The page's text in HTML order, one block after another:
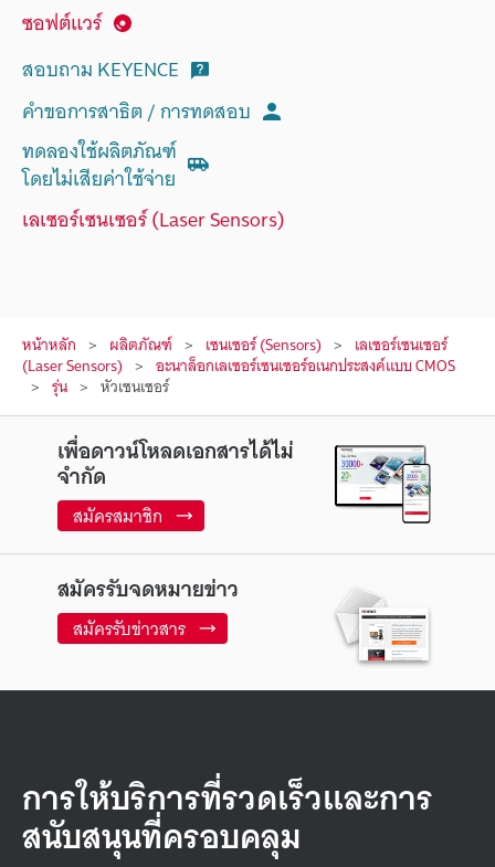
ซอฟต์แวร์
สอบถาม KEYENCE
คำขอการสาธิต / การทดสอบ
ทดลองใช้ผลิตภัณฑ์
โดยไม่เสียค่าใช้จ่าย
เลเซอร์เซนเซอร์ (Laser Sensors)
หน้าหลัก ผลิตภัณฑ์ เซนเซอร์ (Sensors) เลเซอร์เซนเซอร์
(Laser Sensors) อะนาล็อกเลเซอร์เซนเซอร์อเนกประสงค์แบบ CMOS
รุ่น หัวเซนเซอร์
เพื่อดาวน์โหลดเอกสารได้ไม่
จำกัด
สมัครสมาชิก
สมัครรับจดหมายข่าว
สมัครรับข่าวสาร
การให้บริการที่รวดเร็วและการ
สนับสนุนที่ครอบคลุม